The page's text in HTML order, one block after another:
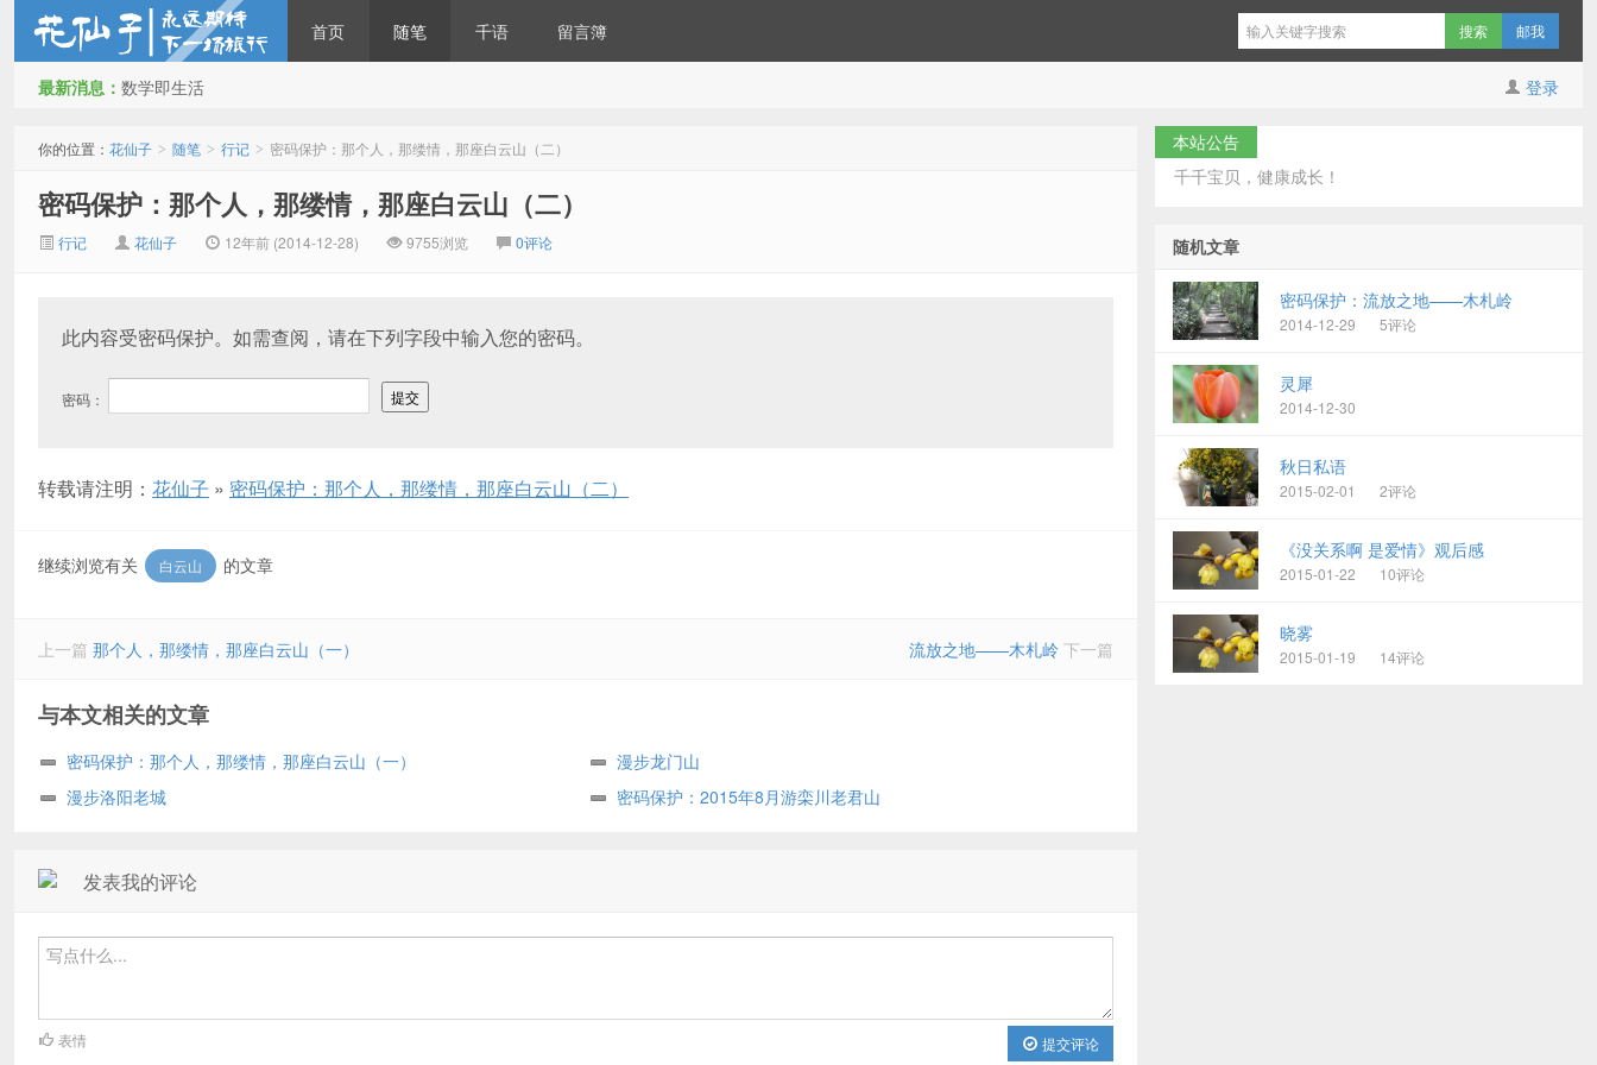
首页 随笔 千语 留言簿 邮我
登录
最新消息： 数学即生活
你的位置： 花仙子 > 随笔 > 行记 > 密码保护：那个人，那缕情，那座白云山（二）
密码保护：那个人，那缕情，那座白云山（二）
行记 花仙子 12年前 (2014-12-28) 9755浏览 0评论
此内容受密码保护。如需查阅，请在下列字段中输入您的密码。
密码：
转载请注明： 花仙子 » 密码保护：那个人，那缕情，那座白云山（二）
继续浏览有关 白云山 的文章
上一篇 那个人，那缕情，那座白云山（一） 流放之地——木札岭 下一篇
与本文相关的文章
密码保护：那个人，那缕情，那座白云山（一）
漫步龙门山
漫步洛阳老城
密码保护：2015年8月游栾川老君山
发表我的评论
提交评论
表情
本站公告
千千宝贝，健康成长！
随机文章
密码保护：流放之地——木札岭
2014-12-29 5评论
灵犀
2014-12-30
秋日私语
2015-02-01 2评论
《没关系啊 是爱情》观后感
2015-01-22 10评论
晓雾
2015-01-19 14评论